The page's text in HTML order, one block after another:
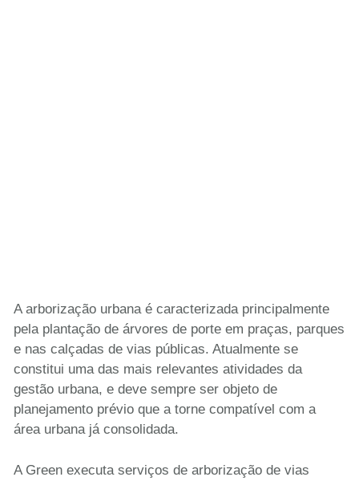
A arborização urbana é caracterizada principalmente
pela plantação de árvores de porte em praças, parques
e nas calçadas de vias públicas. Atualmente se
constitui uma das mais relevantes atividades da
gestão urbana, e deve sempre ser objeto de
planejamento prévio que a torne compatível com a
área urbana já consolidada.
A Green executa serviços de arborização de vias